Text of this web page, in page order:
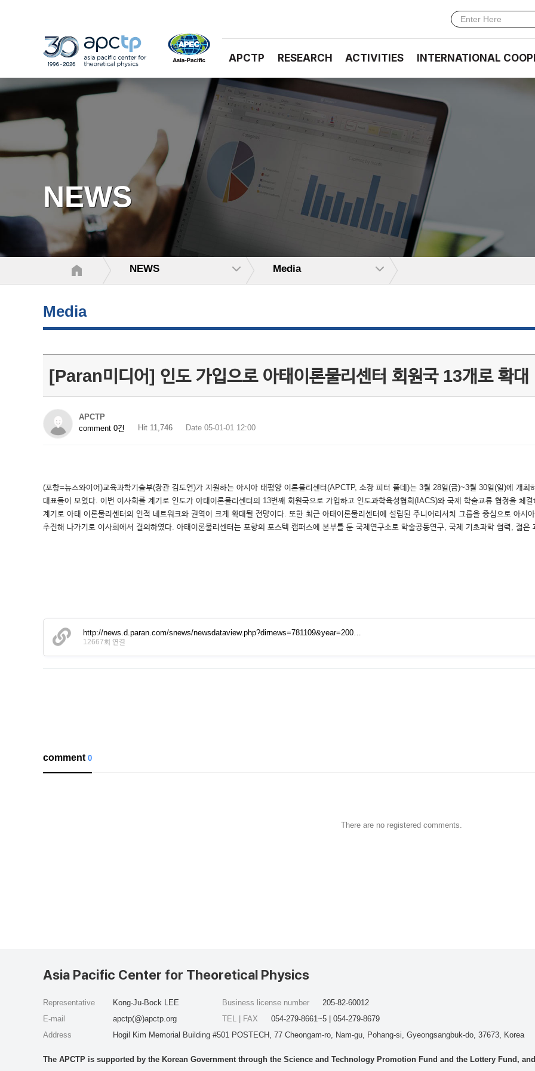
APCTP RESEARCH ACTIVITIES INTERNATIONAL
NEWS
NEWS Media
Media
[Paran미디어] 인도 가입으로 아태이론물리센터 회원국 13개로 확대
APCTP
comment 0건
Hit 11,746 Date 05-01-01 12:00
(포항=뉴스와이어)교육과학기술부(장관 김도연)가 지원하는 아시아 태평양 이론물리센터(APCTP, 소장 피터 풀데)는 3월 28일(금)~3월 30일(일)에 개
대표들이 모였다. 이번 이사회를 계기로 인도가 아태이론물리센터의 13번째 회원국으로 가입하고 인도과학육성협회(IACS)와 국제 학술교류 협정을 체
계기로 아태 이론물리센터의 인적 네트워크와 권역이 크게 확대될 전망이다. 또한 최근 아태이론물리센터에 설립된 주니어리서치 그룹을 중심으로 아시
추진해 나가기로 이사회에서 결의하였다. 아태이론물리센터는 포항의 포스텍 캠퍼스에 본부를 둔 국제연구소로 학술공동연구, 국제 기초과학 협력, 젊
http://news.d.paran.com/snews/newsdataview.php?dirnews=781109&year=200…
12667회 연결
comment0
There are no registered comments.
Asia Pacific Center for Theoretical Physics
Representative
Kong-Ju-Bock LEE
E-mail
apctp(@)apctp.org
Address
Hogil Kim Memorial Building #501 POSTECH, 77 Cheongam-ro, Nam-gu, Pohang-si, Gyeongsangbuk-do, 37673, Korea
Business license number
205-82-60012
TEL | FAX
054-279-8661~5 | 054-279-8679
The APCTP is supported by the Korean Government through the Science and Technology Promotion Fund and the Lottery Fund,